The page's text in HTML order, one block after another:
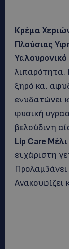
Κρέμα
Πλούσιας
λιπαρότητα.
ξηρό και
ενυδατώνει
φυσική
βελούδινη
Lip Care Μέλι
ευχάριστη
Ανακουφίζει